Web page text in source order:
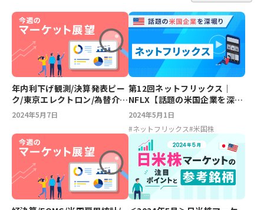
年内利下げ観測/決算発表ピー
ク/東京エレクトロン/為替介入
【今週のマーケット展望】
2024年5月7日
第12回ネットフリックス｜
NFLX【話題の米国企業を深堀
り】
2024年5月1日
#ネットフリックス#米国株